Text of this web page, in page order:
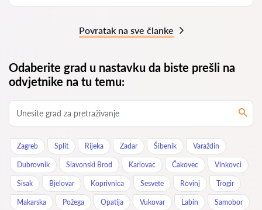
Povratak na sve članke
Odaberite grad u nastavku da biste prešli na
odvjetnike na tu temu:
Zagreb Split Rijeka Zadar Šibenik Varaždin
Dubrovnik Slavonski Brod Karlovac Čakovec Vinkovci
Sisak Bjelovar Koprivnica Sesvete Rovinj Trogir
Makarska Požega Opatija Vukovar Labin Samobor